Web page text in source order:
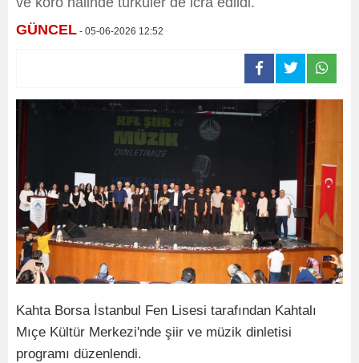
GÜNCEL - 05-06-2026 12:52
Kahta Borsa İstanbul Fen Lisesi tarafından Kahtalı
Mıçe Kültür Merkezi'nde şiir ve müzik dinletisi
programı düzenlendi.